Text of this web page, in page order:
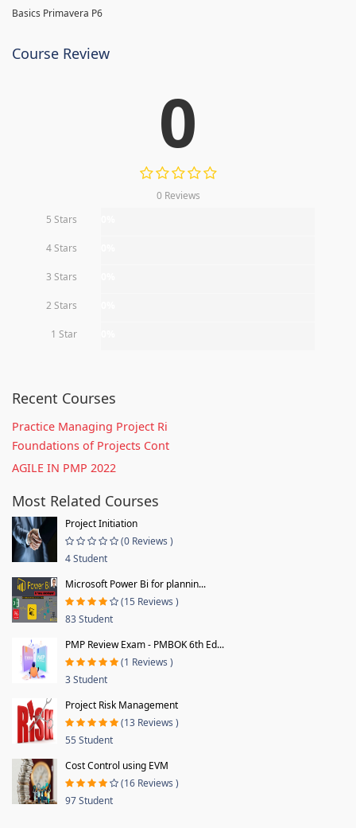
Basics Primavera P6
Course Review
0
0 Reviews
5 Stars
4 Stars
3 Stars
2 Stars
1 Star
Recent Courses
Practice Managing Project Ri
Foundations of Projects Cont
AGILE IN PMP 2022
Most Related Courses
Project Initiation
(0 Reviews )
4 Student
Microsoft Power Bi for plannin...
(15 Reviews )
83 Student
PMP Review Exam - PMBOK 6th Ed...
(1 Reviews )
3 Student
Project Risk Management
(13 Reviews )
55 Student
Cost Control using EVM
(16 Reviews )
97 Student